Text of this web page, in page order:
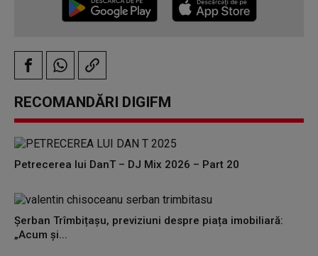
RECOMANDĂRI DIGIFM
Petrecerea lui DanT – DJ Mix 2026 – Part 20
Șerban Trîmbițașu, previziuni despre piața imobiliară:
„Acum și...